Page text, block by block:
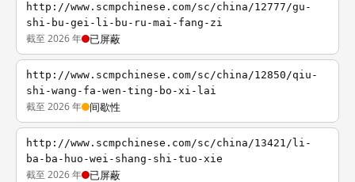
http://www.scmpchinese.com/sc/china/12777/gu-
shi-bu-gei-li-bu-ru-mai-fang-zi
截至 2026 年 已屏蔽
http://www.scmpchinese.com/sc/china/12850/qiu-
shi-wang-fa-wen-ting-bo-xi-lai
截至 2026 年 间歇性
http://www.scmpchinese.com/sc/china/13421/li-
ba-ba-huo-wei-shang-shi-tuo-xie
截至 2026 年 已屏蔽